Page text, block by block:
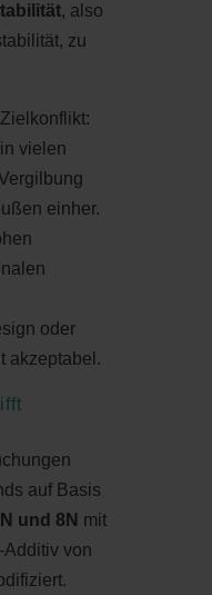
, also
zu
vielen
einher.
oder
akzeptabel.
auf Basis
und 8N mit
Additiv von